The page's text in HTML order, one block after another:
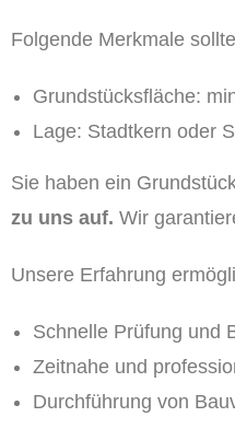
Folgende Merkmale
Grundstücksfläche:
Lage: Stadtkern oder
Sie haben ein
zu uns auf. Wir
Unsere Erfahrung
Schnelle Prüfung und
Zeitnahe und
Durchführung von